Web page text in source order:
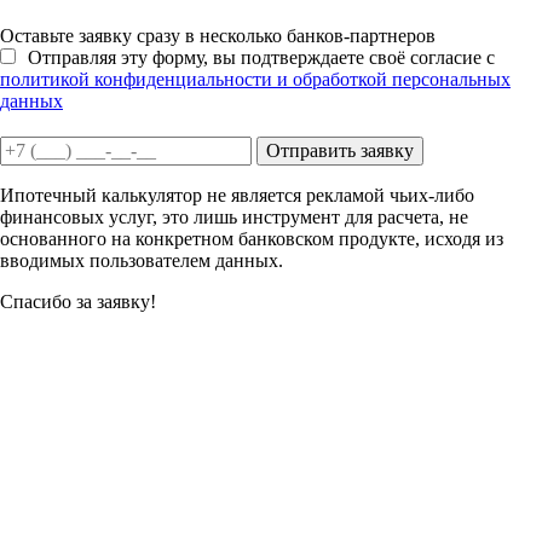
Оставьте заявку сразу в несколько банков-партнеров
Отправляя эту форму, вы подтверждаете своё согласие с
политикой конфиденциальности и обработкой персональных
данных
Отправить заявку
Ипотечный калькулятор не является рекламой чьих-либо
финансовых услуг, это лишь инструмент для расчета, не
основанного на конкретном банковском продукте, исходя из
вводимых пользователем данных.
Спасибо за заявку!